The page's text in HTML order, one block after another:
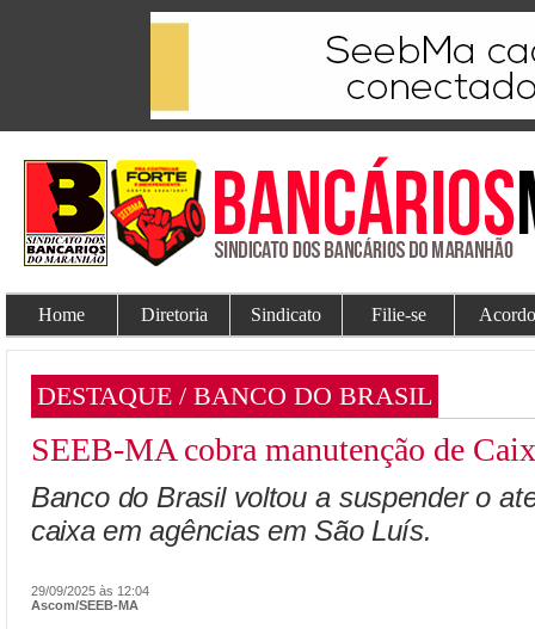
Home Diretoria Sindicato Filie-se
DESTAQUE / BANCO DO BRASIL
SEEB-MA cobra manutenção de
Banco do Brasil voltou a suspender o
caixa em agências em São Luís.
29/09/2025 às 12:04
Ascom/SEEB-MA